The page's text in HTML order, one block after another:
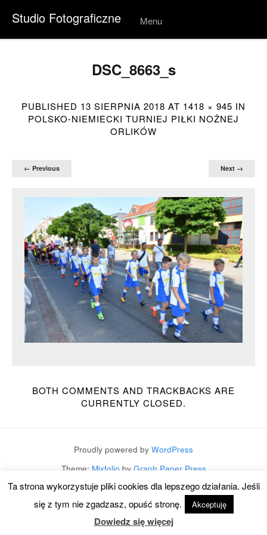
Studio Fotograficzne Menu
Skip to
DSC_8663_s
PUBLISHED 13 SIERPNIA 2018 AT 1418 × 945 IN
POLSKO-NIEMIECKI TURNIEJ PIŁKI NOŻNEJ
ORLIKÓW
← Previous Next →
BOTH COMMENTS AND TRACKBACKS ARE
CURRENTLY CLOSED.
Proudly powered by WordPress
Theme: Mixfolio by Graph Paper Press
Ta strona wykorzystuje pliki cookies dla lepszego działania. Jeśli
się z tym nie zgadzasz, opuść stronę.
Akceptuję
Dowiedz się więcej